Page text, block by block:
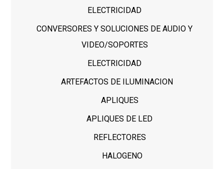
ELECTRICIDAD
CONVERSORES Y SOLUCIONES DE AUDIO Y
VIDEO/SOPORTES
ELECTRICIDAD
ARTEFACTOS DE ILUMINACION
APLIQUES
APLIQUES DE LED
REFLECTORES
HALOGENO